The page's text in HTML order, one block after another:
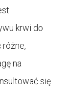
krwi do
różne,
na
się